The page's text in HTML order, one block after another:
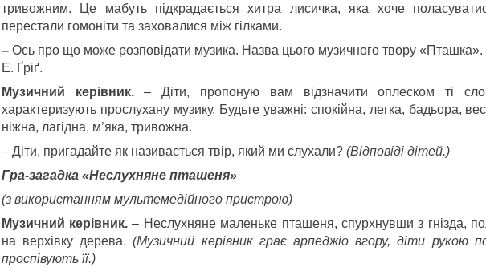
тривожним. Це мабуть підкрадається хитра лисичка, яка хоче
перестали гомоніти та заховалися між гілками.
– Ось про що може розповідати музика. Назва цього музичного твору
Е. Ґріґ.
Музичний керівник.– Діти, пропоную вам відзначити оплеском ті
характеризують прослухану музику. Будьте уважні: спокійна, легка, бадьора,
ніжна, лагідна, м’яка, тривожна.
– Діти, пригадайте як називається твір, який ми слухали? (Відповіді дітей.)
Гра-загадка «Неслухняне пташеня»
(з використанням мультемедійного пристрою)
Музичний керівник. – Неслухняне маленьке пташеня, спурхнувши з гнізда,
на верхівку дерева.(Музичний керівник грає арпеджіо вгору, діти рукою
проспівують її.)